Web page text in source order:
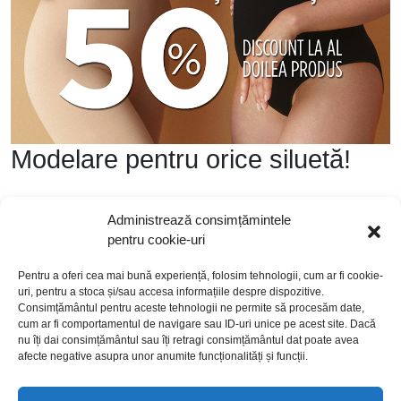
Administrează consimțămintele
pentru cookie-uri
Pentru a oferi cea mai bună experiență, folosim tehnologii, cum ar fi cookie-
uri, pentru a stoca și/sau accesa informațiile despre dispozitive.
Consimțământul pentru aceste tehnologii ne permite să procesăm date,
cum ar fi comportamentul de navigare sau ID-uri unice pe acest site. Dacă
nu îți dai consimțământul sau îți retragi consimțământul dat poate avea
afecte negative asupra unor anumite funcționalități și funcții.
Modelare pentru orice siluetă!
Cumperi două produse și primești 50%
DISCOUNT la al doilea produs.